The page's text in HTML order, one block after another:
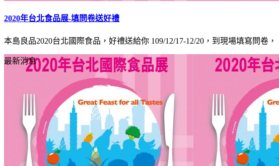
2020年台北食品展-填問卷送好禮
本島良品2020台北國際食品，好禮送給你 109/12/17-12/20，到現場填寫問卷，
最新消息